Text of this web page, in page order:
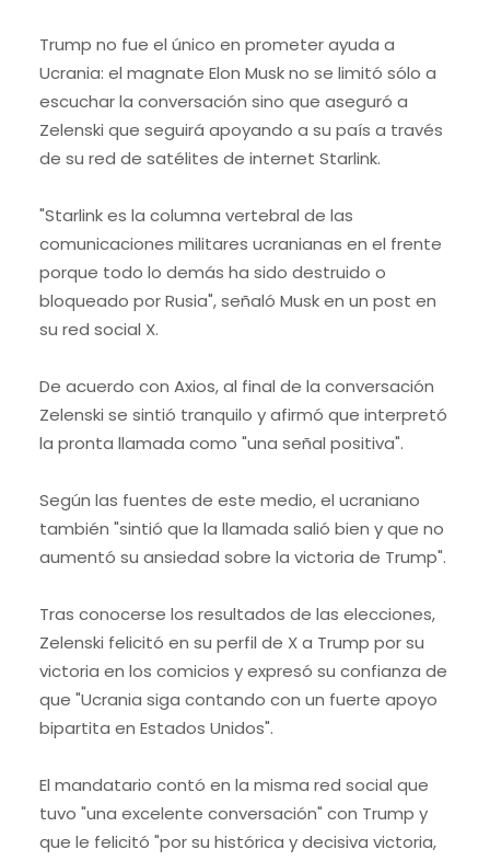
Trump no fue el único en prometer ayuda a
Ucrania: el magnate Elon Musk no se limitó sólo a
escuchar la conversación sino que aseguró a
Zelenski que seguirá apoyando a su país a través
de su red de satélites de internet Starlink.
"Starlink es la columna vertebral de las
comunicaciones militares ucranianas en el frente
porque todo lo demás ha sido destruido o
bloqueado por Rusia", señaló Musk en un post en
su red social X.
De acuerdo con Axios, al final de la conversación
Zelenski se sintió tranquilo y afirmó que interpretó
la pronta llamada como "una señal positiva".
Según las fuentes de este medio, el ucraniano
también "sintió que la llamada salió bien y que no
aumentó su ansiedad sobre la victoria de Trump".
Tras conocerse los resultados de las elecciones,
Zelenski felicitó en su perfil de X a Trump por su
victoria en los comicios y expresó su confianza de
que "Ucrania siga contando con un fuerte apoyo
bipartita en Estados Unidos".
El mandatario contó en la misma red social que
tuvo "una excelente conversación" con Trump y
que le felicitó "por su histórica y decisiva victoria,